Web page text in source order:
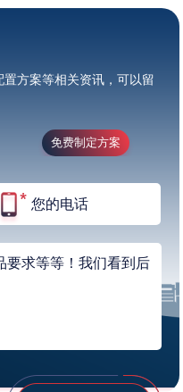
方案等相关资讯，可以留
免费制定方案